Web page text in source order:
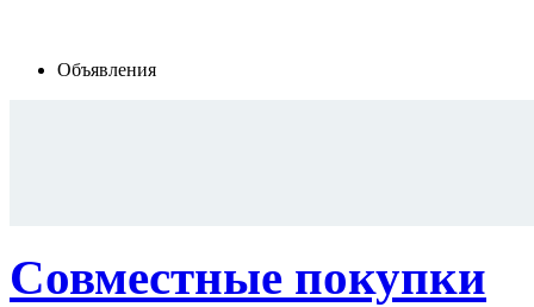
Объявления
Совместные покупки